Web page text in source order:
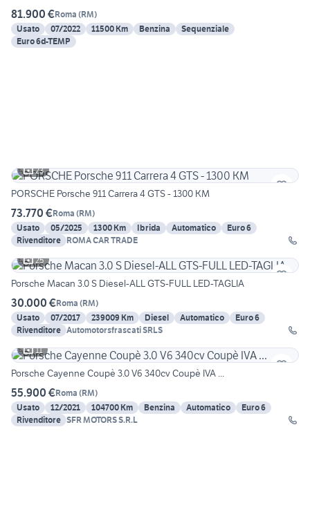
81.900 €Roma (RM)
Usato
07/2022 11500 Km Benzina
Sequenziale
Euro 6d-TEMP
23
PORSCHE Porsche 911 Carrera 4 GTS - 1300 KM
73.770 €Roma (RM)
Usato
05/2025 1300 Km Ibrida Automatico
Euro 6
Rivenditore ROMA CAR TRADE
25
Porsche Macan 3.0 S Diesel-ALL GTS-FULL LED-TAGLIA
30.000 €Roma (RM)
Usato
07/2017 239009 Km Diesel Automatico
Euro 6
Rivenditore Automotorsfrascati SRLS
11
Porsche Cayenne Coupè 3.0 V6 340cv Coupè IVA ...
55.900 €Roma (RM)
Usato
12/2021 104700 Km Benzina Automatico
Euro 6
Rivenditore SFR MOTORS S.R.L